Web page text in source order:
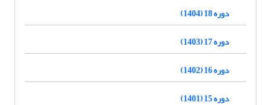
دوره 18 (1404)
دوره 17 (1403)
دوره 16 (1402)
دوره 15 (1401)